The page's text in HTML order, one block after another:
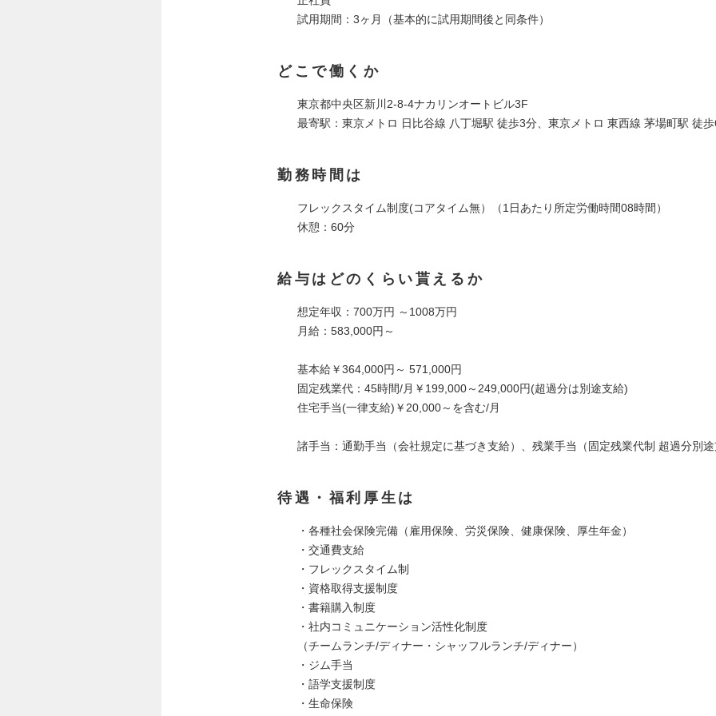
試用期間：3ヶ月（基本的に試用期間後と同条件）
どこで働くか
東京都中央区新川2-8-4ナカリンオートビル3F
最寄駅：東京メトロ 日比谷線 八丁堀駅 徒歩3分、東京メトロ 東西線 茅場町駅 徒
勤務時間は
フレックスタイム制度(コアタイム無）（1日あたり所定労働時間08時間）
休憩：60分
給与はどのくらい貰えるか
想定年収：700万円 ～1008万円
月給：583,000円～
基本給￥364,000円～ 571,000円
固定残業代：45時間/月￥199,000～249,000円(超過分は別途支給)
住宅手当(一律支給)￥20,000～を含む/月
諸手当：通勤手当（会社規定に基づき支給）、残業手当（固定残業代制 超過分別
待遇・福利厚生は
・各種社会保険完備（雇用保険、労災保険、健康保険、厚生年金）
・交通費支給
・フレックスタイム制
・資格取得支援制度
・書籍購入制度
・社内コミュニケーション活性化制度
（チームランチ/ディナー・シャッフルランチ/ディナー）
・ジム手当
・語学支援制度
・生命保険